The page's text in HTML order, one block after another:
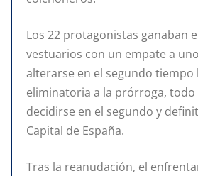
Los 22 protagonistas ganaban
vestuarios con un empate a
alterarse en el segundo tiempo
eliminatoria a la prórroga, todo
decidirse en el segundo y
Capital de España.
Tras la reanudación, el